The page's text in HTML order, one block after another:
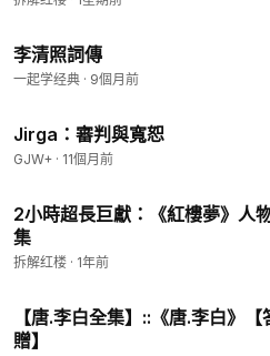
李清照詞傳
一起学经典 · 9個月前
Jirga：審判與寬恕
GJW+ · 11個月前
2小時超長巨獻：《紅樓夢》人
集
拆解红楼 · 1年前
【唐.李白全集】::《唐.李白》
贈】